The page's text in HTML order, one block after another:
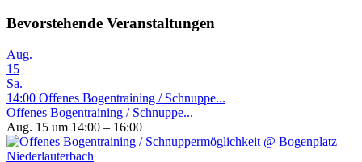
Bevorstehende Veranstaltungen
Aug.
15
Sa.
14:00 Offenes Bogentraining / Schnuppe...
Offenes Bogentraining / Schnuppe...
Aug. 15 um 14:00 – 16:00